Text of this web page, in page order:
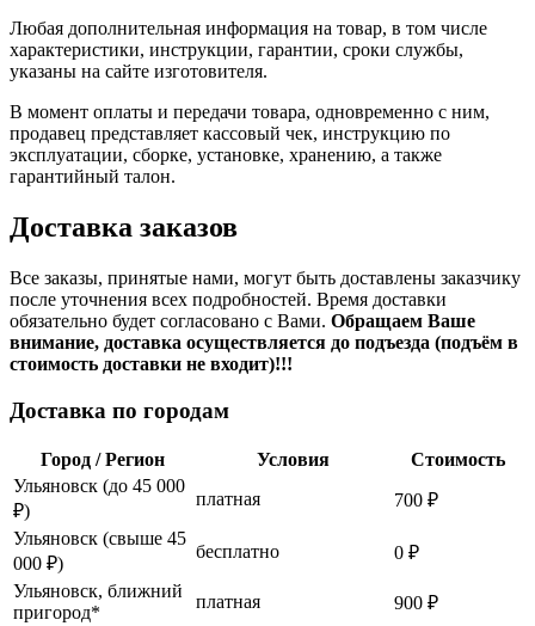
Любая дополнительная информация на товар, в том числе
характеристики, инструкции, гарантии, сроки службы,
указаны на сайте изготовителя.
В момент оплаты и передачи товара, одновременно с ним,
продавец представляет кассовый чек, инструкцию по
эксплуатации, сборке, установке, хранению, а также
гарантийный талон.
Доставка заказов
Все заказы, принятые нами, могут быть доставлены заказчику
после уточнения всех подробностей. Время доставки
обязательно будет согласовано с Вами. Обращаем Ваше
внимание, доставка осуществляется до подъезда (подъём в
стоимость доставки не входит)!!!
Доставка по городам
Город / Регион Условия
Стоимость
Ульяновск (до 45 000
₽)
платная
700 ₽
Ульяновск (свыше 45
000 ₽)
бесплатно
0 ₽
Ульяновск, ближний
пригород*
платная
900 ₽